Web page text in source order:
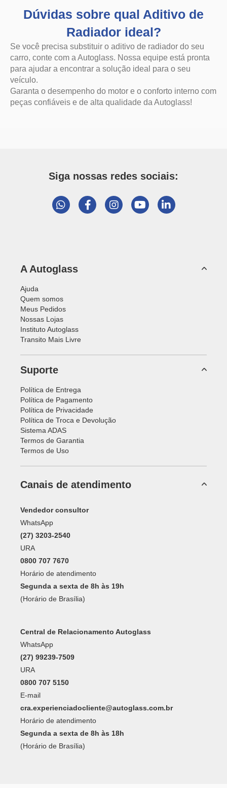
Dúvidas sobre qual Aditivo de
Radiador ideal?
Se você precisa substituir o aditivo de radiador do seu
carro, conte com a Autoglass. Nossa equipe está pronta
para ajudar a encontrar a solução ideal para o seu
veículo.
Garanta o desempenho do motor e o conforto interno com
peças confiáveis e de alta qualidade da Autoglass!
Siga nossas redes sociais:
A Autoglass
Ajuda
Quem somos
Meus Pedidos
Nossas Lojas
Instituto Autoglass
Transito Mais Livre
Suporte
Política de Entrega
Política de Pagamento
Política de Privacidade
Política de Troca e Devolução
Sistema ADAS
Termos de Garantia
Termos de Uso
Canais de atendimento
Vendedor consultor
WhatsApp
(27) 3203-2540
URA
0800 707 7670
Horário de atendimento
Segunda a sexta de 8h às 19h
(Horário de Brasília)
Central de Relacionamento Autoglass
WhatsApp
(27) 99239-7509
URA
0800 707 5150
E-mail
cra.experienciadocliente@autoglass.com.br
Horário de atendimento
Segunda a sexta de 8h às 18h
(Horário de Brasília)